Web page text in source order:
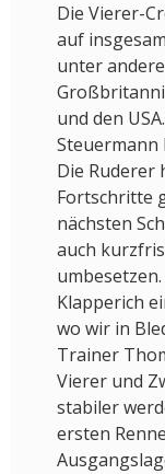
Die Vierer-
auf
unter
und den
Steuermann
Die Ruderer
Fortschritte
nächsten
auch
Klapperich
wo wir in
Trainer
Vierer und
stabiler
ersten